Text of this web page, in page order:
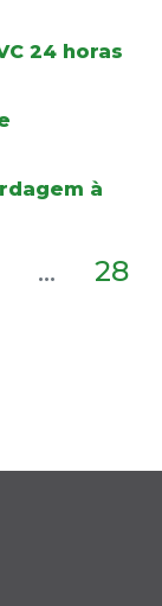
24 horas
à
... 28